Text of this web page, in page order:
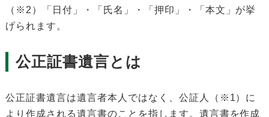
（※2）「日付」・「氏名」・「押印」・「本文」が挙
げられます。
公正証書遺言とは
公正証書遺言は遺言者本人ではなく、公証人（※1）に
より作成される遺言書のことを指します。遺言書を作成